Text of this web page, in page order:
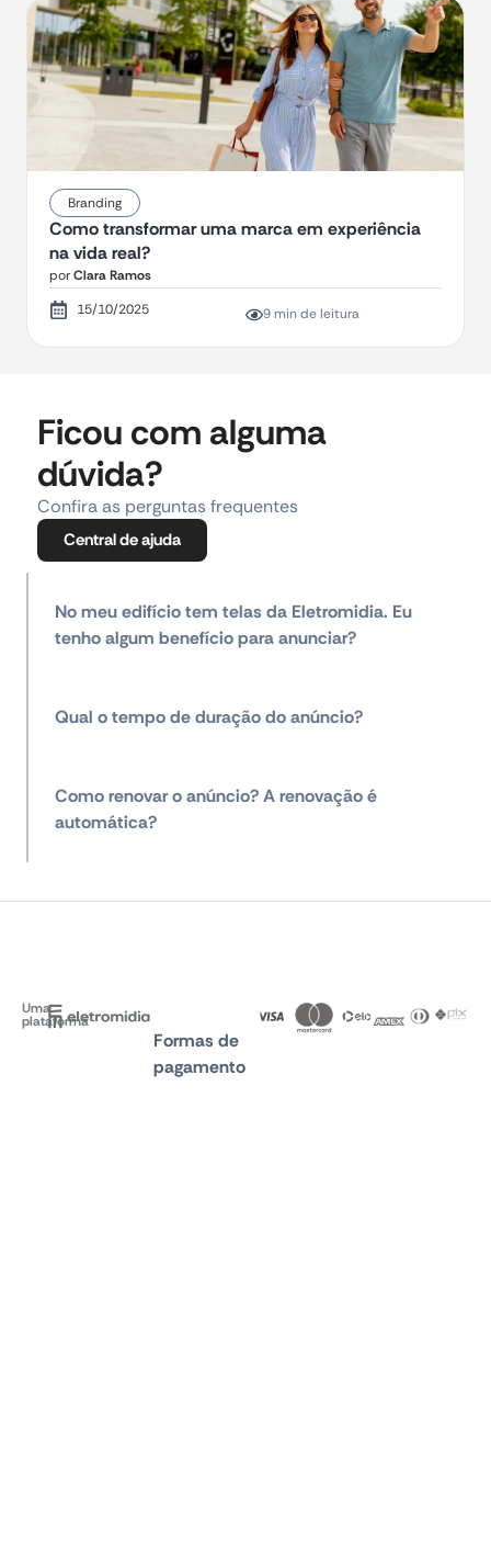
Branding
Como transformar uma marca em experiência
na vida real?
porClara Ramos
15/10/2025
9 min de leitura
Ficou com alguma
dúvida?
Confira as perguntas frequentes
Central de ajuda
No meu edifício tem telas da Eletromidia. Eu
tenho algum benefício para anunciar?
Qual o tempo de duração do anúncio?
Como renovar o anúncio? A renovação é
automática?
Uma
plataforma
Formas de
pagamento